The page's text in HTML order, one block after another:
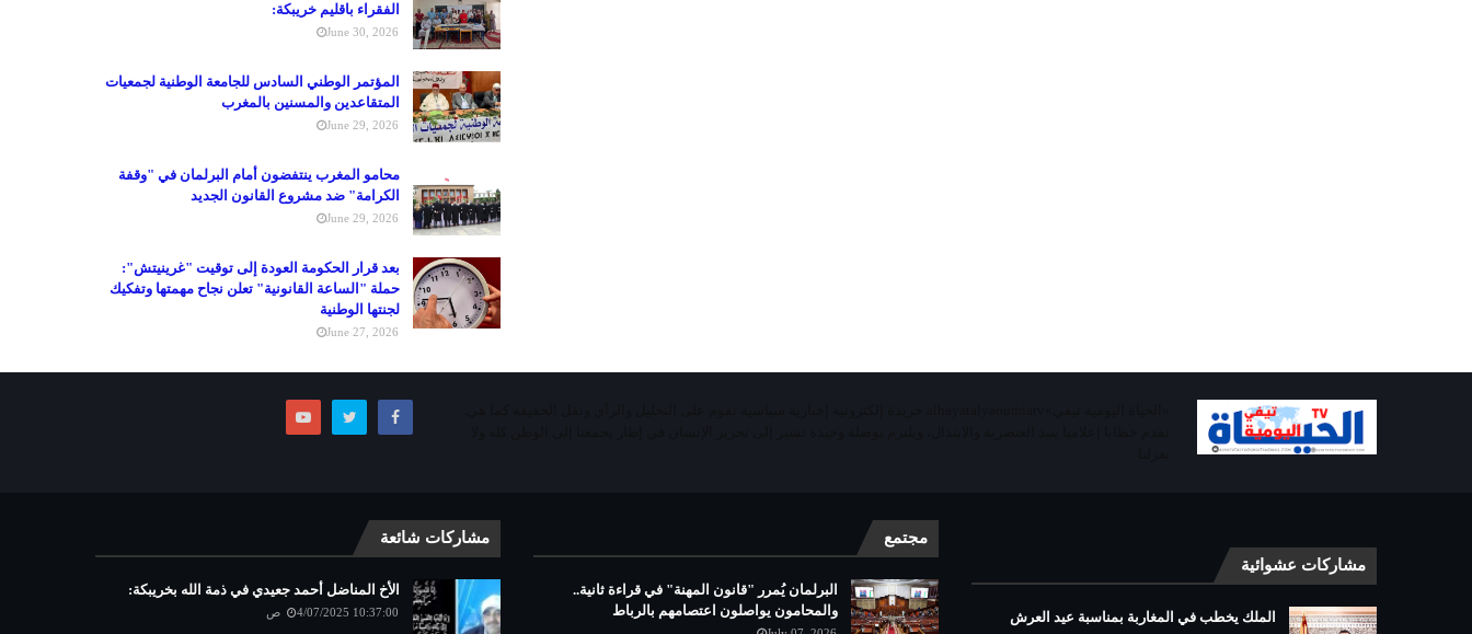
الفقراء باقليم خريبكة:
June 30, 2026
المؤتمر الوطني السادس للجامعة الوطنية لجمعيات
المتقاعدين والمسنين بالمغرب
June 29, 2026
محامو المغرب ينتفضون أمام البرلمان في "وقفة
الكرامة" ضد مشروع القانون الجديد
June 29, 2026
بعد قرار الحكومة العودة إلى توقيت "غرينيتش":
حملة "الساعة القانونية" تعلن نجاح مهمتها وتفكيك
لجنتها الوطنية
June 27, 2026
مشاركات عشوائية
الملك يخطب في المغاربة بمناسبة عيد العرش
مجتمع
البرلمان يُمرر "قانون المهنة" في قراءة ثانية..
والمحامون يواصلون اعتصامهم بالرباط
مشاركات شائعة
الأخ المناضل أحمد جعيدي في ذمة الله بخريبكة:
4/07/2025 10:37:00 ص